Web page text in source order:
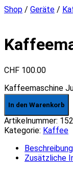
Shop / Geräte /
CHF 100.00
Kaffeemaschine
In den Warenkorb
Artikelnummer:
Kategorie: Kaffee
Beschreibung
Zusätzliche